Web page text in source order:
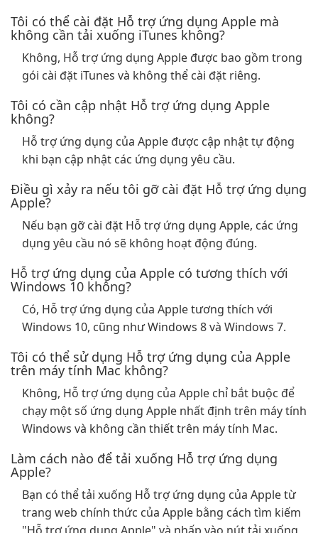
Tôi có thể cài đặt Hỗ trợ ứng dụng Apple mà
không cần tải xuống iTunes không?
Không, Hỗ trợ ứng dụng Apple được bao gồm trong
gói cài đặt iTunes và không thể cài đặt riêng.
Tôi có cần cập nhật Hỗ trợ ứng dụng Apple
không?
Hỗ trợ ứng dụng của Apple được cập nhật tự động
khi bạn cập nhật các ứng dụng yêu cầu.
Điều gì xảy ra nếu tôi gỡ cài đặt Hỗ trợ ứng dụng
Apple?
Nếu bạn gỡ cài đặt Hỗ trợ ứng dụng Apple, các ứng
dụng yêu cầu nó sẽ không hoạt động đúng.
Hỗ trợ ứng dụng của Apple có tương thích với
Windows 10 không?
Có, Hỗ trợ ứng dụng của Apple tương thích với
Windows 10, cũng như Windows 8 và Windows 7.
Tôi có thể sử dụng Hỗ trợ ứng dụng của Apple
trên máy tính Mac không?
Không, Hỗ trợ ứng dụng của Apple chỉ bắt buộc để
chạy một số ứng dụng Apple nhất định trên máy tính
Windows và không cần thiết trên máy tính Mac.
Làm cách nào để tải xuống Hỗ trợ ứng dụng
Apple?
Bạn có thể tải xuống Hỗ trợ ứng dụng của Apple từ
trang web chính thức của Apple bằng cách tìm kiếm